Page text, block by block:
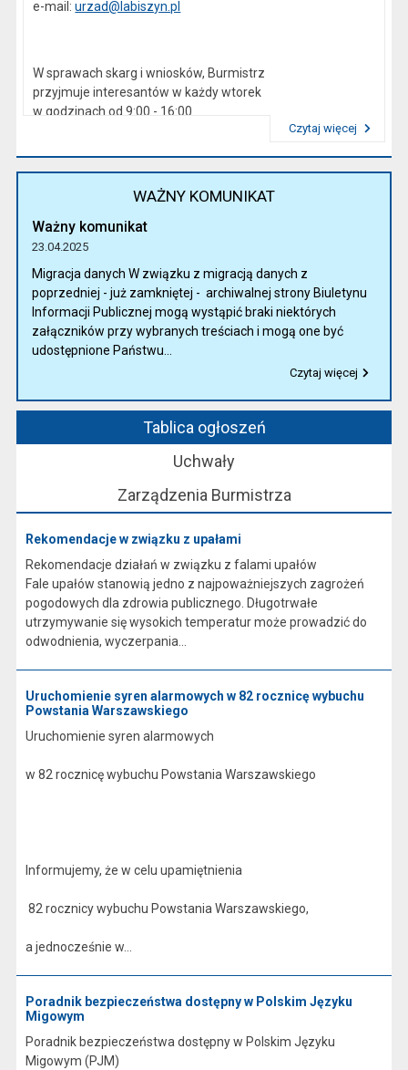
e-mail:urzad@labiszyn.pl
W sprawach skarg i wniosków, Burmistrz
przyjmuje interesantów w każdy wtorek
w godzinach od 9:00 - 16:00
Czytaj więcej
WAŻNY KOMUNIKAT
Ważny komunikat
23.04.2025
Migracja danych W związku z migracją danych z
poprzedniej - już zamkniętej - archiwalnej strony Biuletynu
Informacji Publicznej mogą wystąpić braki niektórych
załączników przy wybranych treściach i mogą one być
udostępnione Państwu...
Czytaj więcej
Tablica ogłoszeń
Uchwały
Zarządzenia Burmistrza
Rekomendacje w związku z upałami
Rekomendacje działań w związku z falami upałów
Fale upałów stanowią jedno z najpoważniejszych zagrożeń
pogodowych dla zdrowia publicznego. Długotrwałe
utrzymywanie się wysokich temperatur może prowadzić do
odwodnienia, wyczerpania...
Uruchomienie syren alarmowych w 82 rocznicę wybuchu
Powstania Warszawskiego
Uruchomienie syren alarmowych
w 82 rocznicę wybuchu Powstania Warszawskiego
Informujemy, że w celu upamiętnienia
82 rocznicy wybuchu Powstania Warszawskiego,
a jednocześnie w...
Poradnik bezpieczeństwa dostępny w Polskim Języku
Migowym
Poradnik bezpieczeństwa dostępny w Polskim Języku
Migowym (PJM)